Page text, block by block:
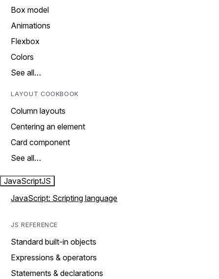
Box model
Animations
Flexbox
Colors
See all…
LAYOUT COOKBOOK
Column layouts
Centering an element
Card component
See all…
JavaScriptJS
JavaScript: Scripting language
JS REFERENCE
Standard built-in objects
Expressions & operators
Statements & declarations